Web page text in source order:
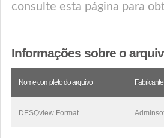
consulte esta página para
Informações sobre o
Nome completo do arquivo Fabricante
DESQview Format